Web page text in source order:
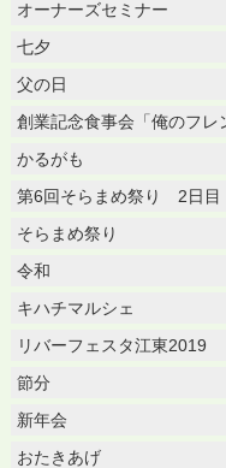
オーナーズセミナー
七夕
父の日
創業記念食事会「俺のフレ
かるがも
第6回そらまめ祭り 2日目
そらまめ祭り
令和
キハチマルシェ
リバーフェスタ江東2019
節分
新年会
おたきあげ